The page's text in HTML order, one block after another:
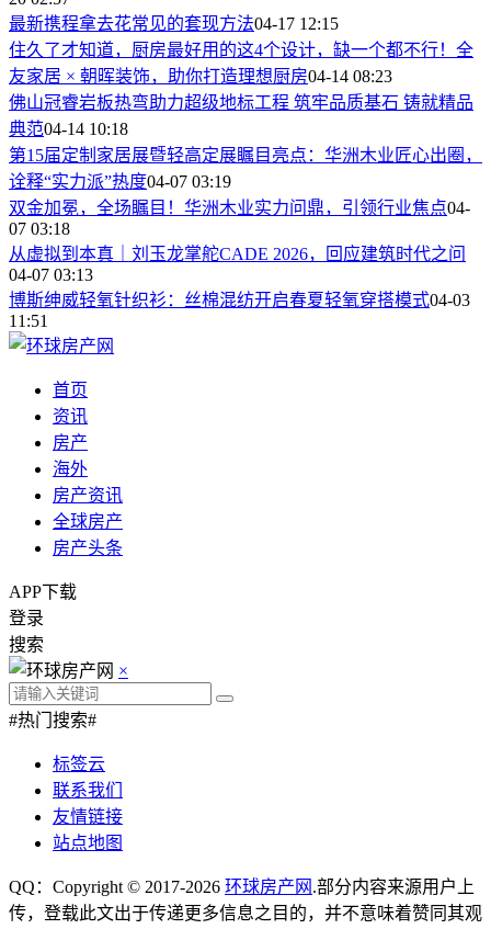
最新携程拿去花常见的套现方法04-17 12:15
住久了才知道，厨房最好用的这4个设计，缺一个都不行！全
友家居 × 朝晖装饰，助你打造理想厨房04-14 08:23
佛山冠睿岩板热弯助力超级地标工程 筑牢品质基石 铸就精品
典范04-14 10:18
第15届定制家居展暨轻高定展瞩目亮点：华洲木业匠心出圈，
诠释“实力派”热度04-07 03:19
双金加冕，全场瞩目！华洲木业实力问鼎，引领行业焦点04-
07 03:18
从虚拟到本真｜刘玉龙掌舵CADE 2026，回应建筑时代之问
04-07 03:13
博斯绅威轻氧针织衫：丝棉混纺开启春夏轻氧穿搭模式04-03
11:51
首页
资讯
房产
海外
房产资讯
全球房产
房产头条
APP下载
登录
搜索
×
#热门搜索#
标签云
联系我们
友情链接
站点地图
QQ：Copyright © 2017-2026 环球房产网 .部分内容来源用户上
传，登载此文出于传递更多信息之目的，并不意味着赞同其观